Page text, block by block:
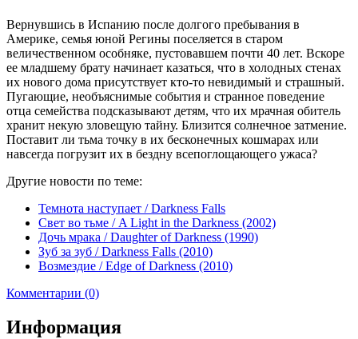
Вернувшись в Испанию после долгого пребывания в
Америке, семья юной Регины поселяется в старом
величественном особняке, пустовавшем почти 40 лет. Вскоре
ее младшему брату начинает казаться, что в холодных стенах
их нового дома присутствует кто-то невидимый и страшный.
Пугающие, необъяснимые события и странное поведение
отца семейства подсказывают детям, что их мрачная обитель
хранит некую зловещую тайну. Близится солнечное затмение.
Поставит ли тьма точку в их бесконечных кошмарах или
навсегда погрузит их в бездну всепоглощающего ужаса?
Другие новости по теме:
Темнота наступает / Darkness Falls
Свет во тьме / A Light in the Darkness (2002)
Дочь мрака / Daughter of Darkness (1990)
Зуб за зуб / Darkness Falls (2010)
Возмездие / Edge of Darkness (2010)
Комментарии (0)
Информация